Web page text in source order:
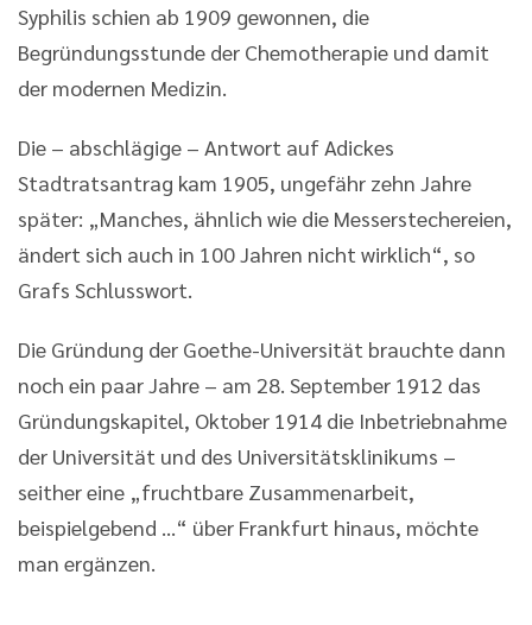
Syphilis schien ab 1909 gewonnen, die
Begründungsstunde der Chemotherapie und damit
der modernen Medizin.
Die – abschlägige – Antwort auf Adickes
Stadtratsantrag kam 1905, ungefähr zehn Jahre
später: „Manches, ähnlich wie die Messerstechereien,
ändert sich auch in 100 Jahren nicht wirklich“, so
Grafs Schlusswort.
Die Gründung der Goethe-Universität brauchte dann
noch ein paar Jahre – am 28. September 1912 das
Gründungskapitel, Oktober 1914 die Inbetriebnahme
der Universität und des Universitätsklinikums –
seither eine „fruchtbare Zusammenarbeit,
beispielgebend ...“ über Frankfurt hinaus, möchte
man ergänzen.